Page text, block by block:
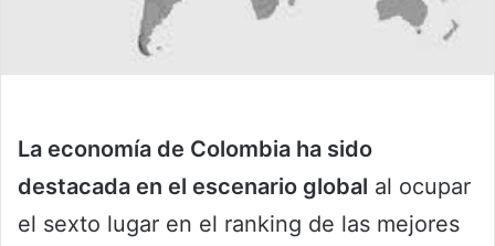
La economía de Colombia ha sido
destacada en el escenario global al ocupar
el sexto lugar en el ranking de las mejores